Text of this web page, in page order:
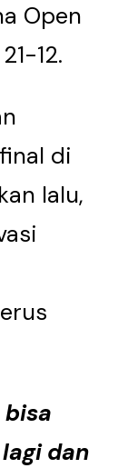
Open
12.
di
lalu,
bisa
dan